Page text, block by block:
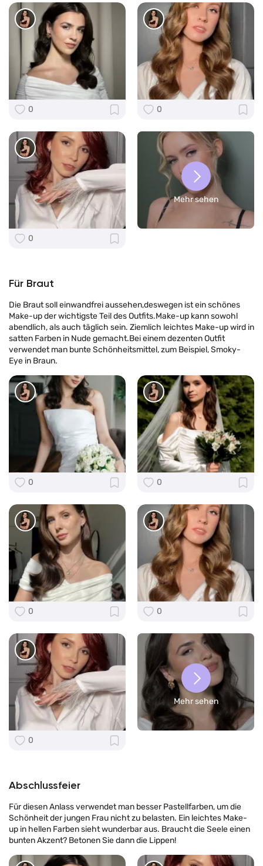
0 0
0
Mehr sehen
Für Braut
Die Braut soll einwandfrei aussehen,deswegen ist ein schönes
Make-up der wichtigste Teil des Outfits.Make-up kann sowohl
abendlich, als auch täglich sein. Ziemlich leichtes Make-up wird in
satten Farben in Nude gemacht.Bei einem dezenten Outfit
verwendet man bunte Schönheitsmittel, zum Beispiel, Smoky-
Eye in Braun.
0 0
0 0
0
Mehr sehen
Abschlussfeier
Für diesen Anlass verwendet man besser Pastellfarben, um die
Schönheit der jungen Frau nicht zu belasten. Ein leichtes Make-
up in hellen Farben sieht wunderbar aus. Braucht die Seele einen
bunten Akzent? Betonen Sie dann die Lippen!